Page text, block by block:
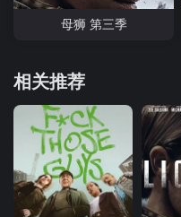
母狮 第三季
相关推荐